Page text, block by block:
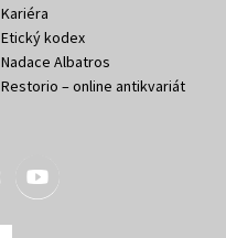
Kariéra
Etický kodex
Nadace Albatros
Restorio – online antikvariát